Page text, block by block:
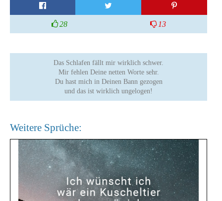
28 13
Das Schlafen fällt mir wirklich schwer.
Mir fehlen Deine netten Worte sehr.
Du hast mich in Deinen Bann gezogen
und das ist wirklich ungelogen!
Weitere Sprüche: